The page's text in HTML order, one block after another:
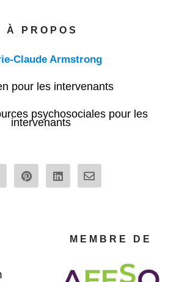
À PROPOS
Claude Armstrong
pour les intervenants
psychosociales pour les
intervenants
P
i
n
L
i
n
E
n
v
p
e
MEMBRE DE